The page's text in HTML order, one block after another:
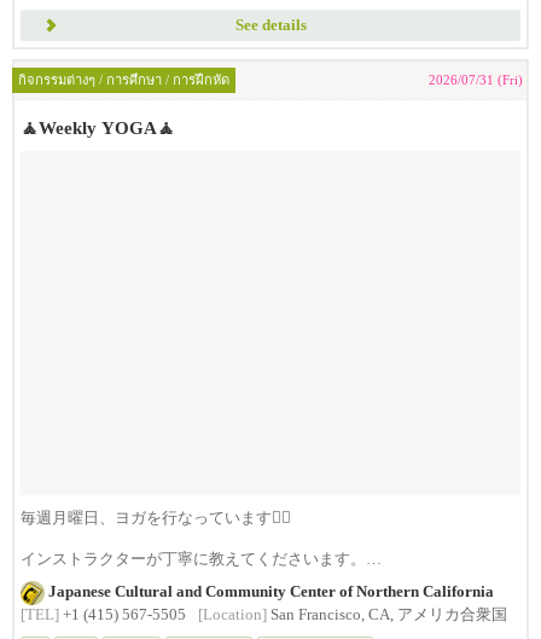
See details
กิจกรรมต่างๆ / การศึกษา / การฝึกหัด 2026/07/31 (Fri)
🧘Weekly YOGA🧘
毎週月曜日、ヨガを行なっています🧘‍♀️
インストラクターが丁寧に教えてくださいます。
Pr... Japanese Cultural and Community Center of Northern California
[TEL] +1 (415) 567-5505 [Location] San Francisco, CA, アメリカ合衆国